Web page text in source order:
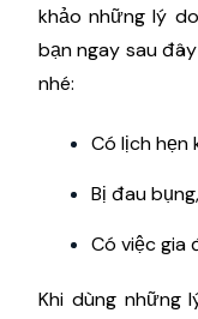
khảo những lý
bạn ngay sau
nhé:
Có lịch hẹn
Bị đau
Có việc gia
Khi dùng những